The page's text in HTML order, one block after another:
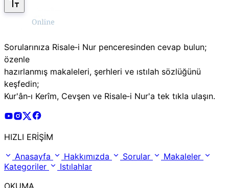
Sorularınıza Risale‑i Nur penceresinden cevap bulun;
özenle
hazırlanmış makaleleri, şerhleri ve ıstılah sözlüğünü
keşfedin;
Kur'ân‑ı Kerîm, Cevşen ve Risale‑i Nur'a tek tıkla ulaşın.
Risale Online Youtube Hesabı
Risale Online Instagram Hesabı
Risale Online X Hesabı
HIZLI ERİŞİM
Anasayfa
Hakkımızda Sorular
Makaleler
Kategoriler
Istılahlar